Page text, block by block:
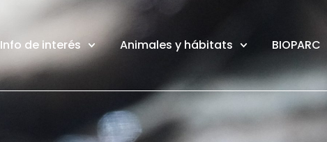
Info de interés Animales y hábitats BIOPARC